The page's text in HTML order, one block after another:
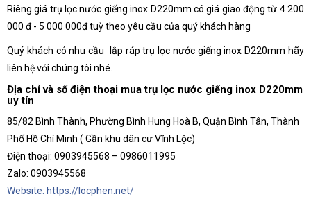
Riêng giá trụ lọc nước giếng inox D220mm có giá giao động từ 4 200
000 đ - 5 000 000đ tuỳ theo yêu cầu của quý khách hàng
Quý khách có nhu cầu lắp ráp trụ lọc nước giếng inox D220mm hãy
liên hệ với chúng tôi nhé.
Địa chỉ và số điện thoại mua trụ lọc nước giếng inox D220mm
uy tín
85/82 Bình Thành, Phường Bình Hung Hoà B, Quận Bình Tân, Thành
Phố Hồ Chí Minh ( Gần khu dân cư Vĩnh Lộc)
Điện thoại: 0903945568 – 0986011995
Zalo: 0903945568
Website: https://locphen.net/